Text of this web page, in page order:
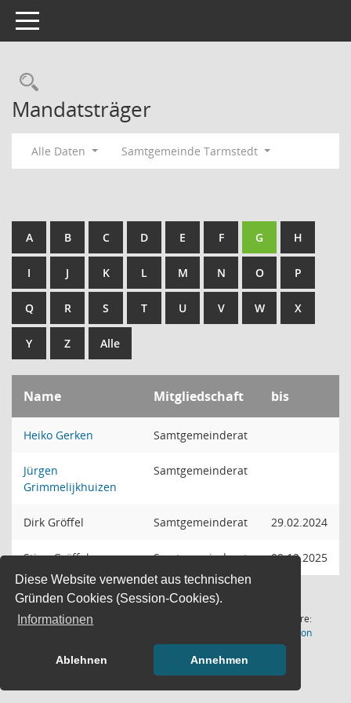
Diese Website verwendet aus technischen
Gründen Cookies (Session-Cookies).
Informationen
Ablehnen Annehmen
Toggle navigation
Rechercheauswahl
Mandatsträger
Alle Daten Samtgemeinde Tarmstedt
A B C D E F G H
I J K L M N O P
Q R S T U V W X
Y Z Alle
Name Mitgliedschaft bis
Heiko Gerken Samtgemeinderat
Jürgen
Grimmelijkhuizen
Samtgemeinderat
Dirk Gröffel Samtgemeinderat 29.02.2024
Stina Gröffel Samtgemeinderat 09.12.2025
4 Sätze
Software:
Session(Wird in